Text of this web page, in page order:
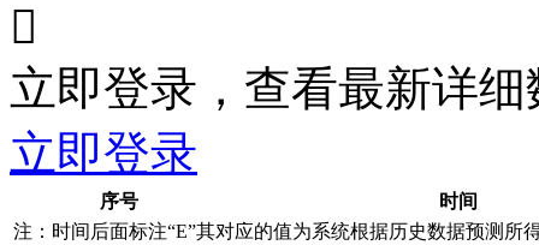

立即登录，查看最新详细
立即登录
序号
时间
注：时间后面标注“E”其对应的值为系统根据历史数据预测所